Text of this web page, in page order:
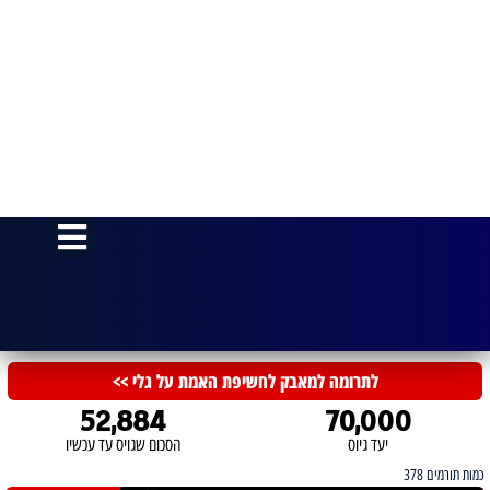
הסכום שגויס עד עכשיו
52,884
יעד גיוס
70,000
לתרומה למאבק לחשיפת האמת על גלי >>
כמות תורמים 378